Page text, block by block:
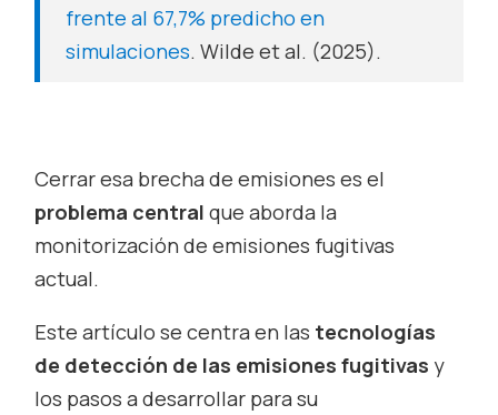
frente al 67,7% predicho en
simulaciones. Wilde et al. (2025).
Cerrar esa brecha de emisiones es el
problema central que aborda la
monitorización de emisiones fugitivas
actual.
Este artículo se centra en las tecnologías
de detección de las emisiones fugitivas y
los pasos a desarrollar para su